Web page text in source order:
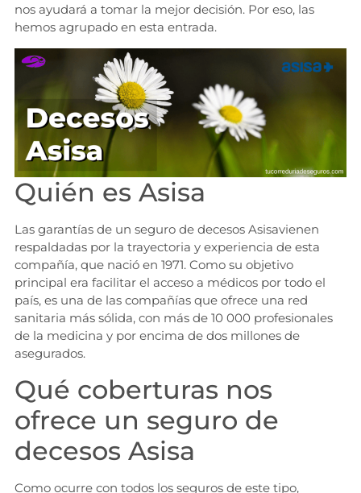
nos ayudará a tomar la mejor decisión. Por eso, las
hemos agrupado en esta entrada.
Quién es Asisa
Las garantías de un seguro de decesos Asisavienen
respaldadas por la trayectoria y experiencia de esta
compañía, que nació en 1971. Como su objetivo
principal era facilitar el acceso a médicos por todo el
país, es una de las compañías que ofrece una red
sanitaria más sólida, con más de 10 000 profesionales
de la medicina y por encima de dos millones de
asegurados.
Qué coberturas nos
ofrece un seguro de
decesos Asisa
Como ocurre con todos los seguros de este tipo,